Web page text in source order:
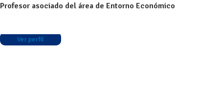
Profesor asociado del área de Entorno Económico
Ver perfil